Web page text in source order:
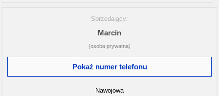
Sprzedający:
Marcin
(osoba prywatna)
Pokaż numer telefonu
Nawojowa